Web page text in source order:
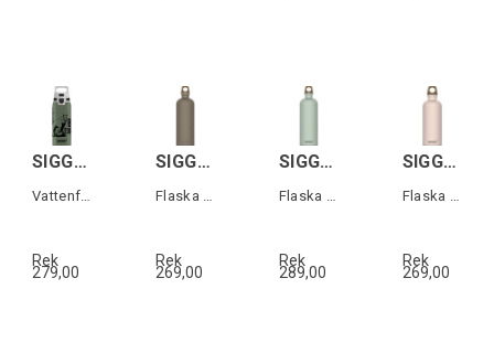
SIGG WMB ONE Brave Mountainlion 0,6 L
Rek
279,00
SIGG TRAVELLER MYPLANET Brons 0,6L
Rek
269,00
SIGG TRAVELLER MYPLANET Grön 1L
Rek
289,00
SIGG TRAVELLER MYPLANET Rosa 0,6L
Rek
269,00